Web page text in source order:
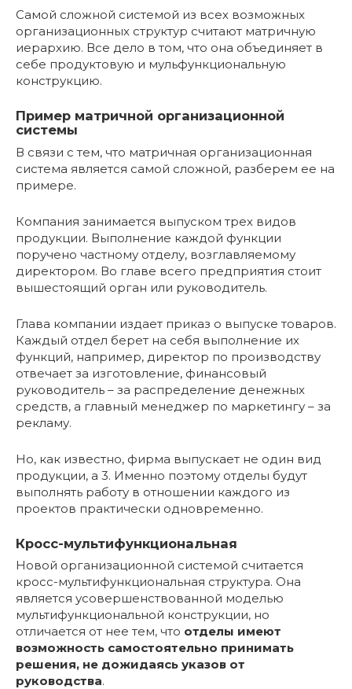
Самой сложной системой из всех возможных
организационных структур считают матричную
иерархию. Все дело в том, что она объединяет в
себе продуктовую и мульфункциональную
конструкцию.
Пример матричной организационной
системы
В связи с тем, что матричная организационная
система является самой сложной, разберем ее на
примере.
Компания занимается выпуском трех видов
продукции. Выполнение каждой функции
поручено частному отделу, возглавляемому
директором. Во главе всего предприятия стоит
вышестоящий орган или руководитель.
Глава компании издает приказ о выпуске товаров.
Каждый отдел берет на себя выполнение их
функций, например, директор по производству
отвечает за изготовление, финансовый
руководитель – за распределение денежных
средств, а главный менеджер по маркетингу – за
рекламу.
Но, как известно, фирма выпускает не один вид
продукции, а 3. Именно поэтому отделы будут
выполнять работу в отношении каждого из
проектов практически одновременно.
Кросс-мультифункциональная
Новой организационной системой считается
кросс-мультифункциональная структура. Она
является усовершенствованной моделью
мультифункциональной конструкции, но
отличается от нее тем, что отделы имеют
возможность самостоятельно принимать
решения, не дожидаясь указов от
руководства.